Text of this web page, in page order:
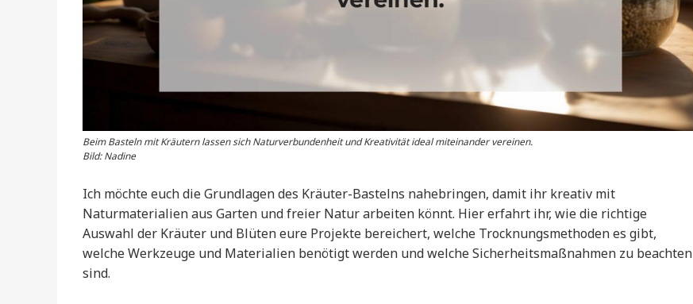
Beim Basteln mit Kräutern lassen sich Naturverbundenheit und Kreativität ideal miteinander vereinen.
Bild: Nadine
Ich möchte euch die Grundlagen des Kräuter-Bastelns nahebringen, damit ihr kreativ mit
Naturmaterialien aus Garten und freier Natur arbeiten könnt. Hier erfahrt ihr, wie die richtige
Auswahl der Kräuter und Blüten eure Projekte bereichert, welche Trocknungsmethoden es gibt,
welche Werkzeuge und Materialien benötigt werden und welche Sicherheitsmaßnahmen zu beachten
sind.